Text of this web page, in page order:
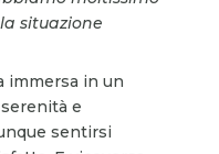
situazione
immersa in un
e
sentirsi